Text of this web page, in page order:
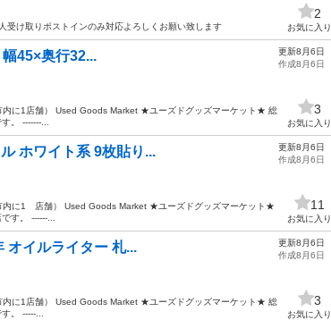
け取りポストインのみ対応よろしくお願い致します
2
お気に入り
45×奥行32...
内に1店舗） Used Goods Market ★ユーズドグッズマーケット★ 総
。 -------...
更新8月6日
作成8月6日
3
お気に入り
ホワイト系 9枚貼り...
内に1 店舗） Used Goods Market ★ユーズドグッズマーケット★
す。 ------...
更新8月6日
作成8月6日
11
お気に入り
オイルライター 札...
内に1店舗） Used Goods Market ★ユーズドグッズマーケット★ 総
。 -----...
更新8月6日
作成8月6日
3
お気に入り